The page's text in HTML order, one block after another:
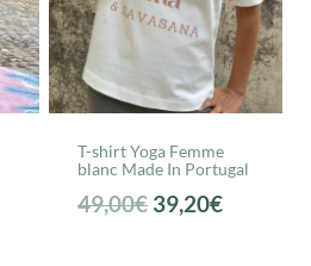
T-shirt Yoga Femme
blanc Made In Portugal
49,00€ Le
39,20€Le